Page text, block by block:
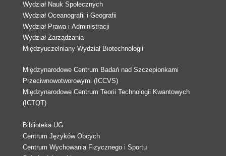
Wydział Nauk Społecznych
Wydział Oceanografii i Geografii
Wydział Prawa i Administracji
Wydział Zarządzania
Międzyuczelniany Wydział Biotechnologii
Międzynarodowe Centrum Badań nad Szczepionkami
Przeciwnowotworowymi (ICCVS)
Międzynarodowe Centrum Teorii Technologii Kwantowych
(ICTQT)
Biblioteka UG
Centrum Języków Obcych
Centrum Wychowania Fizycznego i Sportu